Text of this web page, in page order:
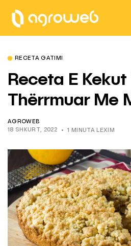
RECETA GATIMI
Receta E Kekut
Thërrmuar Me
AGROWEB
18 SHKURT, 2022
1 MINUTA LEXIM